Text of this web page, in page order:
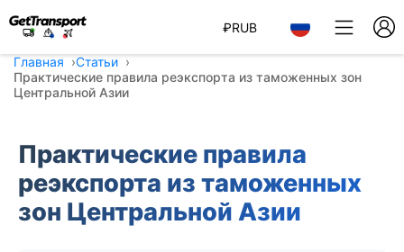
₽RUB
Главная
Статьи
Практические правила реэкспорта из таможенных зон
Центральной Азии
Практические правила
реэкспорта из таможенных
зон Центральной Азии